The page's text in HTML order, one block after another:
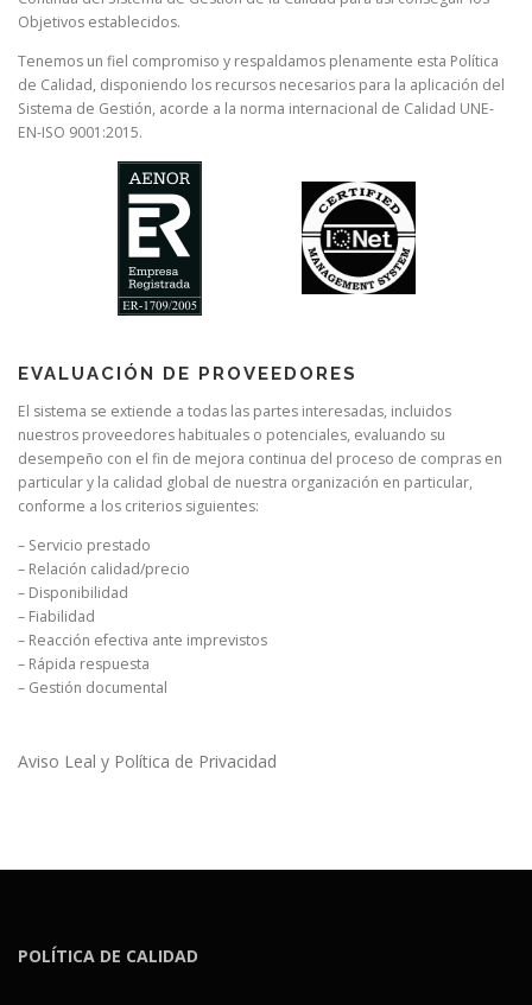
Objetivos establecidos.
Tenemos un fiel compromiso y respaldamos plenamente esta Política
de Calidad, disponiendo los recursos necesarios para la aplicación del
Sistema de Gestión, acorde a la norma internacional de Calidad UNE-
EN-ISO 9001:2015.
EVALUACIÓN DE PROVEEDORES
El sistema se extiende a todas las partes interesadas, incluidos
nuestros proveedores habituales o potenciales, evaluando su
desempeño con el fin de mejora continua del proceso de compras en
particular y la calidad global de nuestra organización en particular,
conforme a los criterios siguientes:
– Servicio prestado
– Relación calidad/precio
– Disponibilidad
– Fiabilidad
– Reacción efectiva ante imprevistos
– Rápida respuesta
– Gestión documental
Aviso Leal y Política de Privacidad
POLÍTICA DE CALIDAD